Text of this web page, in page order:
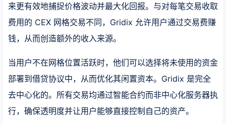
来更有效地捕捉价格波动并最大化回报。与对每笔交易收取
费用的 CEX 网格交易不同，Gridix 允许用户通过交易费赚
钱，从而创造额外的收入来源。
当用户不在网格位置活跃时，他们可以选择将未使用的资金
部署到借贷协议中，从而优化其闲置资本。Gridix 是完全
去中心化的。所有交易均通过智能合约而非中心化服务器执
行，确保透明度并让用户能够直接控制自己的资产。